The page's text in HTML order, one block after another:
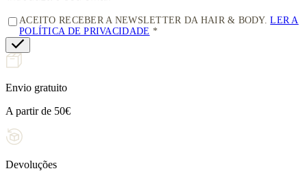
ACEITO RECEBER A NEWSLETTER DA HAIR & BODY.LER A
POLÍTICA DE PRIVACIDADE
Envio gratuito
A partir de 50€
Devoluções